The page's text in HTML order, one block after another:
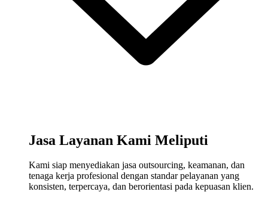
Jasa Layanan Kami Meliputi
Kami siap menyediakan jasa outsourcing, keamanan, dan
tenaga kerja profesional dengan standar pelayanan yang
konsisten, terpercaya, dan berorientasi pada kepuasan klien.